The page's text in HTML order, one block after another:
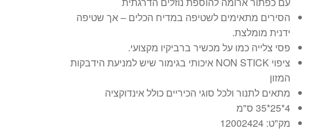
הסירים מתאימים לשטיפה במדיח הכלים – אך שטיפה
ידנית מומלצת.
פסי צלייה כמו על מכשיר ברביקיו מקצועי.
ציפוי NON STICK איכותי בגימור שיש למניעת הידבקות
המזון
מתאים לתנור ולכל סוגי הכיריים כולל אינדוקציה
4*25*35 ס"מ
מק"ט: 12002424